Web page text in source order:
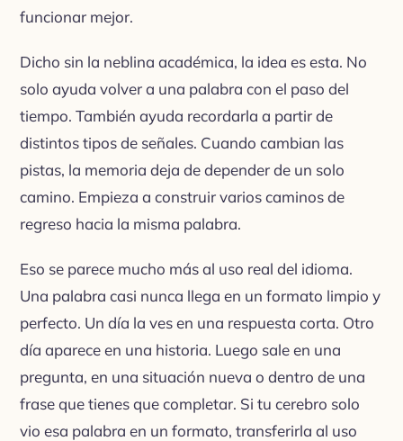
funcionar mejor.
Dicho sin la neblina académica, la idea es esta. No
solo ayuda volver a una palabra con el paso del
tiempo. También ayuda recordarla a partir de
distintos tipos de señales. Cuando cambian las
pistas, la memoria deja de depender de un solo
camino. Empieza a construir varios caminos de
regreso hacia la misma palabra.
Eso se parece mucho más al uso real del idioma.
Una palabra casi nunca llega en un formato limpio y
perfecto. Un día la ves en una respuesta corta. Otro
día aparece en una historia. Luego sale en una
pregunta, en una situación nueva o dentro de una
frase que tienes que completar. Si tu cerebro solo
vio esa palabra en un formato, transferirla al uso